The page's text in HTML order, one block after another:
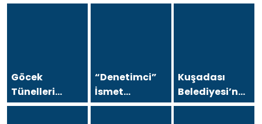
Göcek
Tünelleri
iştlemesinden
“Denetimci”
İsmet
Ertekin’in
Kuşadası
Belediyesi’ne
operasyon; 15